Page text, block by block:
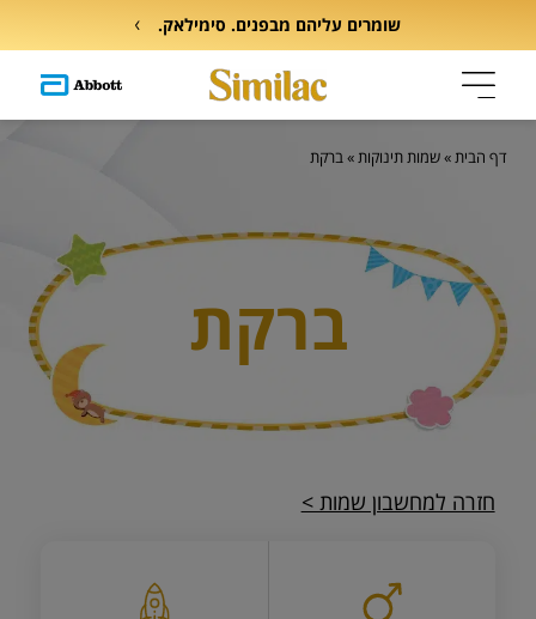
שומרים עליהם מבפנים. סימילאק.
ברקת
דף הבית»שמות תינוקות»ברקת
חזרה למחשבון שמות >